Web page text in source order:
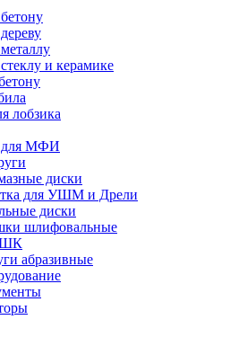
и керамике
лобзика
для МФИ
диски
для УШМ и Дрели
диски
шлифовальные
абразивные